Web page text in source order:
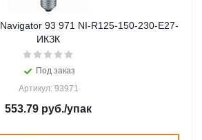
93 971 NI-R125-150-230-Е27-
ИКЗК
Под заказ
Артикул: 93971
553.79 руб./упак